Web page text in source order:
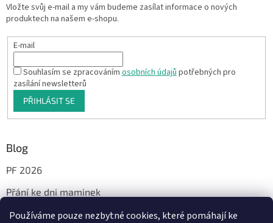
Používáme pouze nezbytné cookies, které pomáhají ke
Vložte svůj e-mail a my vám budeme zasílat informace o nových
produktech na našem e-shopu.
E-mail
Souhlasím se zpracovánímosobních údajůpotřebných pro
zasílání newsletterů
PŘIHLÁSIT SE
Blog
PF 2026
Přání ke dni maminek